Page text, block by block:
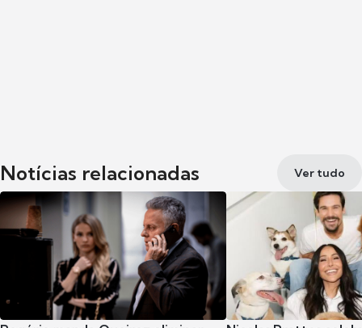
Notícias relacionadas Ver tudo